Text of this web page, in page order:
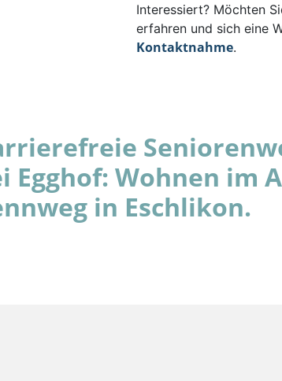
Interessiert? Möchten
erfahren und sich eine
Kontaktnahme.
Egghof: Wohnen im
in Eschlikon.